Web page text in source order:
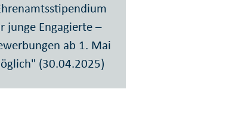
junge Engagierte –
ab 1. Mai
(30.04.2025)